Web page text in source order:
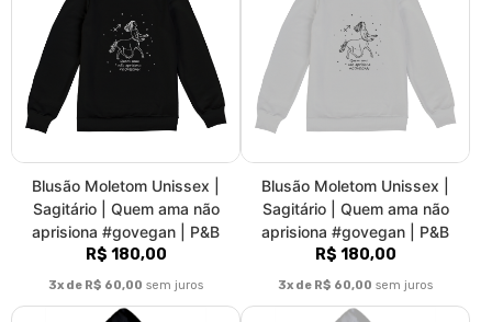
Moletom Com Zíper Unissex |
Escorpião | O pior veneno é o
da exploração animal | P&B
R$ 192,00
3x de R$ 64,00sem juros
Moletom Com Zíper Unissex |
Escorpião | O pior veneno é o
da exploração animal | P&B
R$ 192,00
3x de R$ 64,00sem juros
|< « 1 2 3 4 5 6 7 »